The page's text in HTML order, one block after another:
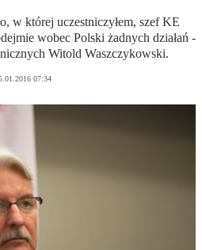
w której uczestniczyłem, szef KE
wobec Polski żadnych działań -
Witold Waszczykowski.
07:34